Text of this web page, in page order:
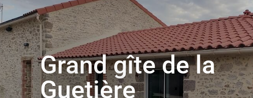
Grand gîte de la
Guetière